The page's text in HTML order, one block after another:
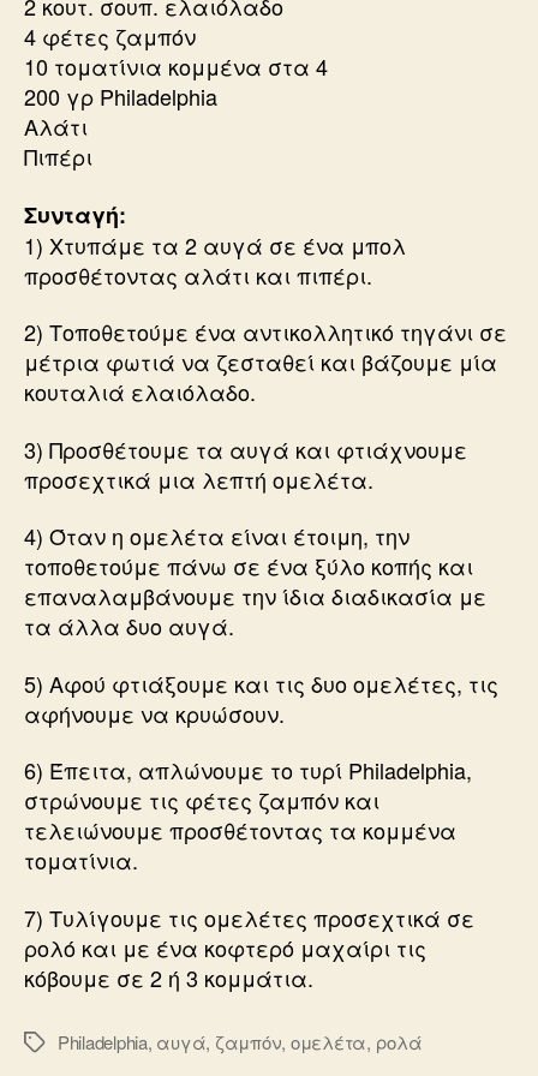
2 κουτ. σουπ. ελαιόλαδο
4 φέτες ζαμπόν
10 τοματίνια κομμένα στα 4
200 γρ Philadelphia
Αλάτι
Πιπέρι
Συνταγή:
1) Χτυπάμε τα 2 αυγά σε ένα μπολ
προσθέτοντας αλάτι και πιπέρι.
2) Τοποθετούμε ένα αντικολλητικό τηγάνι σε
μέτρια φωτιά να ζεσταθεί και βάζουμε μία
κουταλιά ελαιόλαδο.
3) Προσθέτουμε τα αυγά και φτιάχνουμε
προσεχτικά μια λεπτή ομελέτα.
4) Όταν η ομελέτα είναι έτοιμη, την
τοποθετούμε πάνω σε ένα ξύλο κοπής και
επαναλαμβάνουμε την ίδια διαδικασία με
τα άλλα δυο αυγά.
5) Αφού φτιάξουμε και τις δυο ομελέτες, τις
αφήνουμε να κρυώσουν.
6) Έπειτα, απλώνουμε το τυρί Philadelphia,
στρώνουμε τις φέτες ζαμπόν και
τελειώνουμε προσθέτοντας τα κομμένα
τοματίνια.
7) Τυλίγουμε τις ομελέτες προσεχτικά σε
ρολό και με ένα κοφτερό μαχαίρι τις
κόβουμε σε 2 ή 3 κομμάτια.
ΕτικέτεςPhiladelphia, αυγά, ζαμπόν, ομελέτα, ρολά